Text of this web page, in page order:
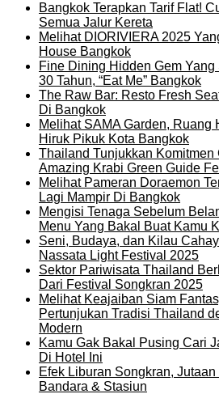
Bangkok Terapkan Tarif Flat!
Semua Jalur Kereta
Melihat DIORIVIERA 2025
House Bangkok
Fine Dining Hidden Gem
30 Tahun, “Eat Me” Bangkok
The Raw Bar: Resto Fresh
Di Bangkok
Melihat SAMA Garden, Ruang
Hiruk Pikuk Kota Bangkok
Thailand Tunjukkan Komitmen
Amazing Krabi Green Guide
Melihat Pameran Doraemon
Lagi Mampir Di Bangkok
Mengisi Tenaga Sebelum
Menu Yang Bakal Buat Kamu
Seni, Budaya, dan Kilau
Nassata Light Festival 2025
Sektor Pariwisata Thailand
Dari Festival Songkran 2025
Melihat Keajaiban Siam
Pertunjukan Tradisi Thailand
Modern
Kamu Gak Bakal Pusing Cari
Di Hotel Ini
Efek Liburan Songkran,
Bandara & Stasiun